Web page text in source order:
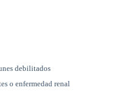
debilitados
o enfermedad renal